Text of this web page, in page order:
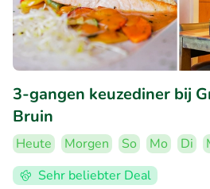
3-gangen keuzediner bij
Bruin
Heute Morgen So Mo Di
Sehr beliebter Deal